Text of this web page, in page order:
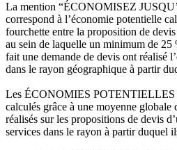
La mention “ÉCONOMISEZ
correspond à l’économie potentielle
fourchette entre la proposition de
au sein de laquelle un minimum de 25
fait une demande de devis ont réalisé
dans le rayon géographique à partir
Les ÉCONOMIES
calculés grâce à une moyenne globale
réalisés sur les propositions de devis
services dans le rayon à partir duquel